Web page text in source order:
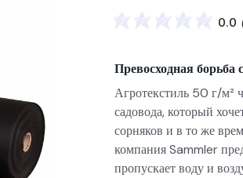
0.0
Превосходная
Агротекстиль 50 г/м²
садовода, который
сорняков и в то же
компания Samm­ler
пропускает воду и